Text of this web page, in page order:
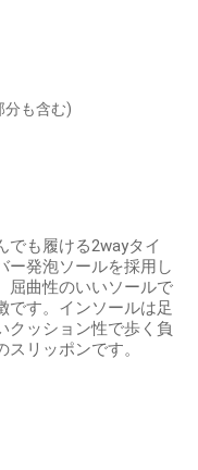
分も含む)
でも履ける2wayタイ
ー発泡ソールを採用し
屈曲性のいいソールで
です。インソールは足
クッション性で歩く負
リッポンです。